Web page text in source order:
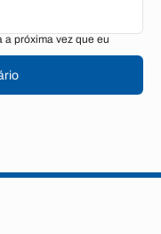
a próxima vez que eu